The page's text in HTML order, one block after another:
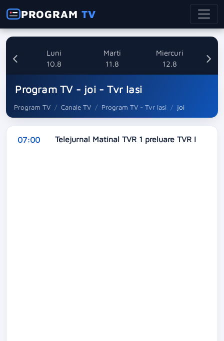
PROGRAMTV
Luni
10.8
Marti
11.8
Miercuri
12.8
Program TV - joi - Tvr Iasi
Program TV Canale TV Program TV - Tvr Iasi joi
07:00 Telejurnal Matinal TVR 1 preluare TVR I